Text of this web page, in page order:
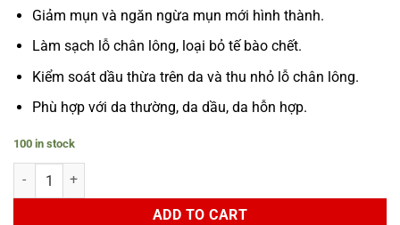
Giảm mụn và ngăn ngừa mụn mới hình thành.
Làm sạch lỗ chân lông, loại bỏ tế bào chết.
Kiểm soát dầu thừa trên da và thu nhỏ lỗ chân lông.
Phù hợp với da thường, da dầu, da hỗn hợp.
100 in stock
Dung Dịch Toner BHA Tẩy Tế Bào Chết Giảm Mụn Obagi
ADD TO CART